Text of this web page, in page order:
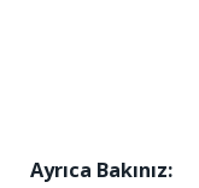
Ayrıca Bakınız: